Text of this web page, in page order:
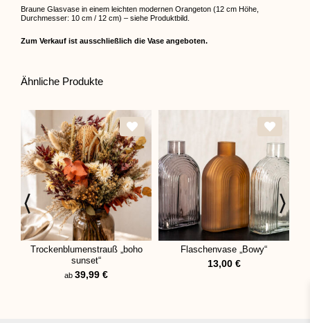
Braune Glasvase in einem leichten modernen Orangeton (12 cm Höhe,
Durchmesser: 10 cm / 12 cm) – siehe Produktbild.
Zum Verkauf ist ausschließlich die Vase angeboten.
Ähnliche Produkte
Trockenblumenstrauß „boho
sunset“
ab 39,99 €
Flaschenvase „Bowy“
13,00 €